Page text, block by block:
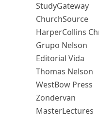
StudyGateway
ChurchSource
HarperCollins
Grupo Nelson
Editorial Vida
Thomas Nelson
WestBow Press
Zondervan
MasterLectures